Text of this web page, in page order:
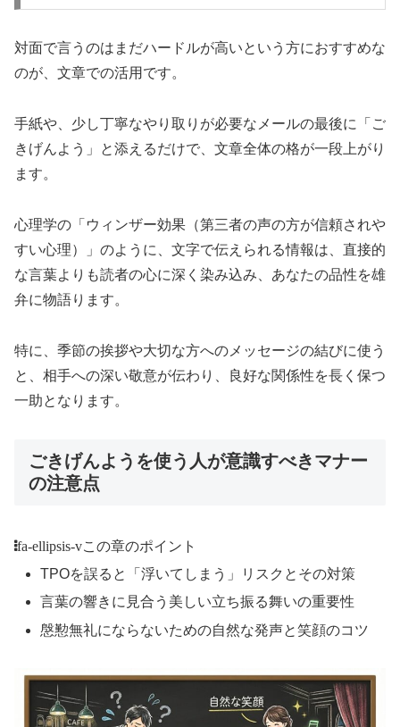
対面で言うのはまだハードルが高いという方におすすめな
のが、文章での活用です。
手紙や、少し丁寧なやり取りが必要なメールの最後に「ご
きげんよう」と添えるだけで、文章全体の格が一段上がり
ます。
心理学の「ウィンザー効果（第三者の声の方が信頼されや
すい心理）」のように、文字で伝えられる情報は、直接的
な言葉よりも読者の心に深く染み込み、あなたの品性を雄
弁に物語ります。
特に、季節の挨拶や大切な方へのメッセージの結びに使う
と、相手への深い敬意が伝わり、良好な関係性を長く保つ
一助となります。
ごきげんようを使う人が意識すべきマナー
の注意点
fa-ellipsis-vこの章のポイント
TPOを誤ると「浮いてしまう」リスクとその対策
言葉の響きに見合う美しい立ち振る舞いの重要性
慇懃無礼にならないための自然な発声と笑顔のコツ